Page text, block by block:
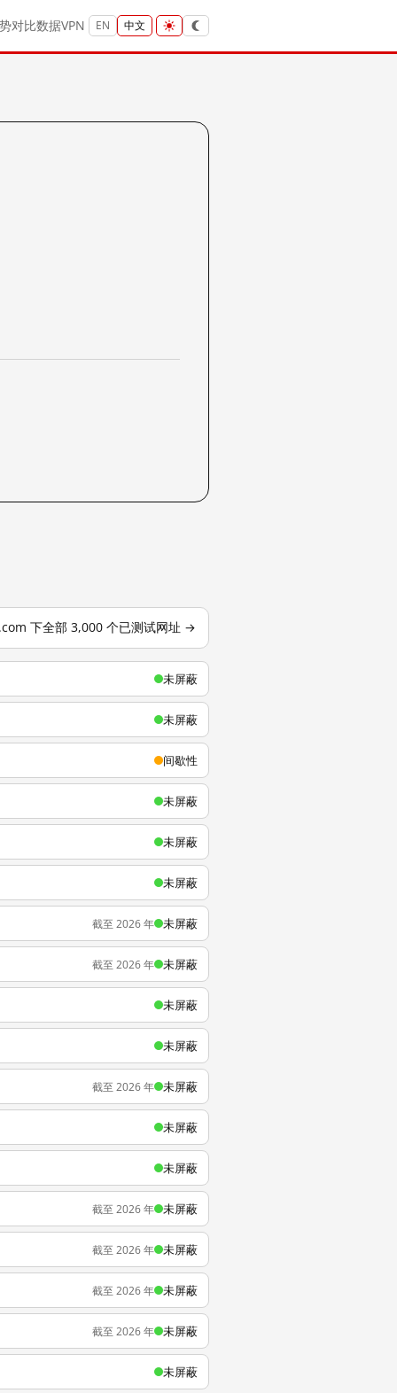
对比数据VPN EN 中文
下全部 3,000 个已测试网址 →
未屏蔽
未屏蔽
间歇性
未屏蔽
未屏蔽
未屏蔽
截至 2026 年 未屏蔽
截至 2026 年 未屏蔽
未屏蔽
未屏蔽
截至 2026 年 未屏蔽
未屏蔽
未屏蔽
截至 2026 年 未屏蔽
截至 2026 年 未屏蔽
截至 2026 年 未屏蔽
截至 2026 年 未屏蔽
未屏蔽